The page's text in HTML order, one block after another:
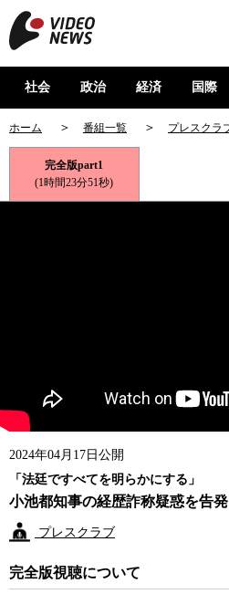
社会 政治 経済 国際
ホーム 番組一覧 プレスクラ
完全版part1
(1時間23分51秒)
2024年04月17日公開
「法廷ですべてを明らかにする」
小池都知事の経歴詐称疑惑を告
プレスクラブ
完全版視聴について